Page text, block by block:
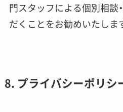
門スタッフによる個別相談
だくことをお勧めいたしま
8. プライバシーポリシ